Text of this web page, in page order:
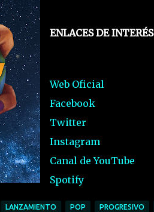
ENLACES DE INTERÉS
Web Oficial
Facebook
Twitter
Instagram
Canal de YouTube
Spotify
LANZAMIENTO POP PROGRESIVO